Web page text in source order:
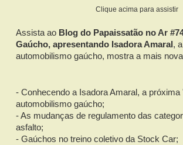
Clique acima para assistir
Assista ao Blog do Papaissatão no Ar
Gaúcho, apresentando Isadora Amaral,
automobilismo gaúcho, mostra a mais
- Conhecendo a Isadora Amaral, a próxima
automobilismo gaúcho;
- As mudanças de regulamento das
asfalto;
- Gaúchos no treino coletivo da Stock Car;